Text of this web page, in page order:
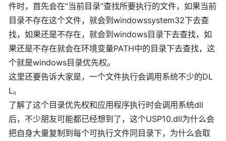
件时，首先会在“当前目录”查找所要执行的文件，如果当前
目录不存在这个文件，就会到windowssystem32下去查
找，如果还是不存在，就会到windows目录下去查找，如
果还是不存在就会在环境变量PATH中的目录下去查找，这
个就是windows目录优先权。
这里还要告诉大家是，一个文件执行会调用系统不少的DL
L。
了解了这个目录优先权和应用程序执行时会调用系统dll
后，不少朋友可能都已经想到了，这个USP10.dll为什么会
把自身大量复制到每个可执行文件同目录下，为什么会取